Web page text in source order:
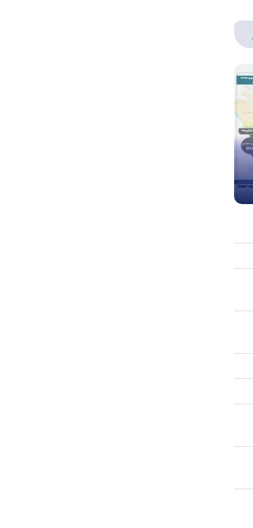
درباره اینفوگرافیک